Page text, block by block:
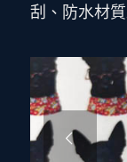
刮、防水材